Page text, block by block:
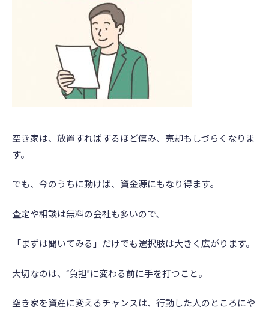
空き家は、放置すればするほど傷み、売却もしづらくなりま
す。
でも、今のうちに動けば、資金源にもなり得ます。
査定や相談は無料の会社も多いので、
「まずは聞いてみる」だけでも選択肢は大きく広がります。
大切なのは、“負担”に変わる前に手を打つこと。
空き家を資産に変えるチャンスは、行動した人のところにや